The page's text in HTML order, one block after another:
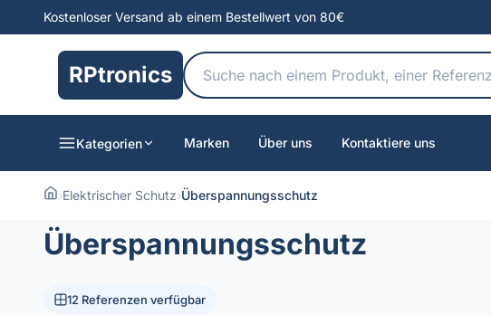
Kostenloser Versand ab einem Bestellwert von 80€
RPtronics
Kategorien Marken Über uns Kontaktiere uns
›Elektrischer Schutz›Überspannungsschutz
Überspannungsschutz
12 Referenzen verfügbar